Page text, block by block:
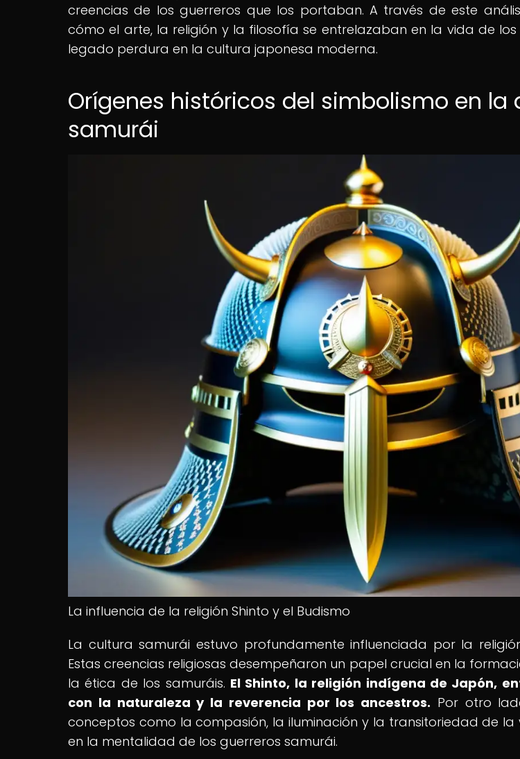
creencias de los guerreros que los portaban. A través de este
cómo el arte, la religión y la filosofía se entrelazaban en la vida de
legado perdura en la cultura japonesa moderna.
Orígenes históricos del simbolismo en la
samurái
La influencia de la religión Shinto y el Budismo
La cultura samurái estuvo profundamente influenciada por la
Estas creencias religiosas desempeñaron un papel crucial en la
la ética de los samuráis. El Shinto, la religión indígena de Japón,
con la naturaleza y la reverencia por los ancestros. Por otro
conceptos como la compasión, la iluminación y la transitoriedad de la
en la mentalidad de los guerreros samurái.